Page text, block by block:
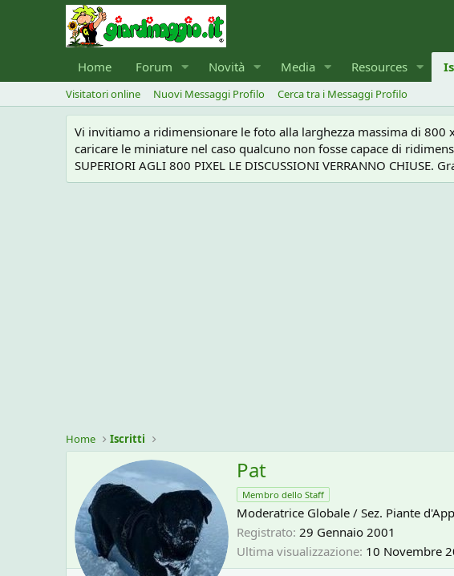
Home Forum Novità Media Resources
Visitatori online Nuovi Messaggi Profilo Cerca tra i Messaggi Profilo
Vi invitiamo a ridimensionare le foto alla larghezza massima di 800
caricare le miniature nel caso qualcuno non fosse capace di
SUPERIORI AGLI 800 PIXEL LE DISCUSSIONI VERRANNO CHIUSE.
Home Iscritti
Pat
Membro dello Staff
Moderatrice Globale / Sez. Piante
Registrato 29 Gennaio 2001
Ultima visualizzazione 10 Novembre